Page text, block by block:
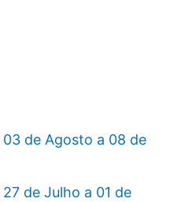
de Agosto a 08 de
de Julho a 01 de